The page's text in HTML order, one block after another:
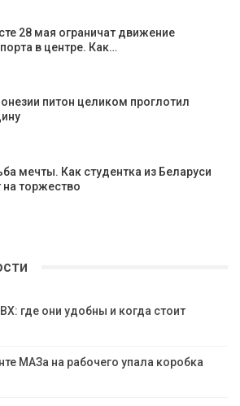
28 мая ограничат движение
в центре. Как…
питон целиком проглотил
мечты. Как студентка из Беларуси
на торжество
где они удобны и когда стоит
МАЗа на рабочего упала коробка